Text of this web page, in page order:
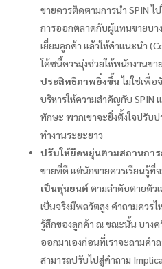
ขายควรติดตามการนำ SPIN ไ
การออกตลาดกับผู้แทนขายบา
เยี่ยมลูกค้า แล้วให้คำแนะนำ
โค้ชนี้ควรมุ่งช่วยให้พนักงานขาย
ประสิทธิภาพยิ่งขึ้นไม่ใช่เพื่อ
บริหารให้ความสำคัญกับ
ทักษะ พวกเขาจะยิ่งตั้งใจปรับ
ทำงานระยะยาว
ปรับให้ยืดหยุ่นตามสถานกา
ขายที่ดี แต่นักขายควรเรียนรู้ที่
เป็นหุ่นยนต์ตามลำดับตายตัวเ
เป็นจริงมีพลวัตสูง คำถามควร
รู้สึกของลูกค้า ณ ขณะนั้น บางค
ออกมาเองก่อนที่เราจะถามค
สามารถปรับไปสู่คำถาม